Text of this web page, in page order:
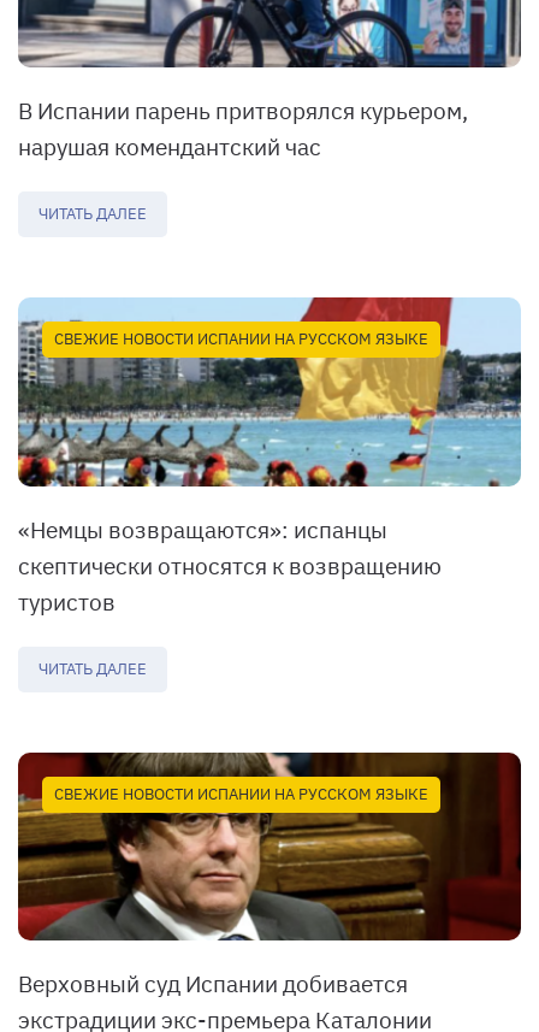
В Испании парень притворялся курьером,
нарушая комендантский час
ЧИТАТЬ ДАЛЕЕ
СВЕЖИЕ НОВОСТИ ИСПАНИИ НА РУССКОМ ЯЗЫКЕ
«Немцы возвращаются»: испанцы
скептически относятся к возвращению
туристов
ЧИТАТЬ ДАЛЕЕ
СВЕЖИЕ НОВОСТИ ИСПАНИИ НА РУССКОМ ЯЗЫКЕ
Верховный суд Испании добивается
экстрадиции экс-премьера Каталонии